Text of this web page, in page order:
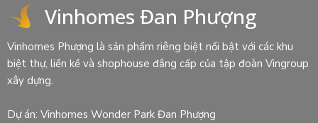
Vinhomes Đan Phượng
Vinhomes Phượng là sản phẩm riêng biệt nổi bật với các khu
biệt thự, liền kề và shophouse đẳng cấp của tập đoàn Vingroup
xây dựng.
Dự án: Vinhomes Wonder Park Đan Phượng